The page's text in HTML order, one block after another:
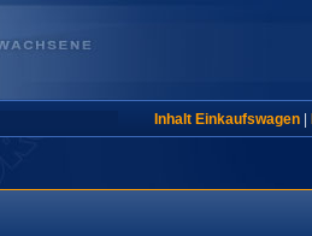
Inhalt Einkaufswagen|